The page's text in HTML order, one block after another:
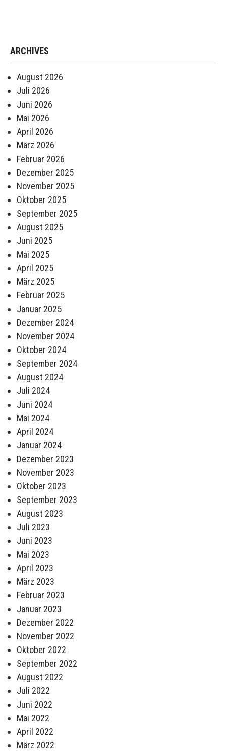
ARCHIVES
August 2026
Juli 2026
Juni 2026
Mai 2026
April 2026
März 2026
Februar 2026
Dezember 2025
November 2025
Oktober 2025
September 2025
August 2025
Juni 2025
Mai 2025
April 2025
März 2025
Februar 2025
Januar 2025
Dezember 2024
November 2024
Oktober 2024
September 2024
August 2024
Juli 2024
Juni 2024
Mai 2024
April 2024
Januar 2024
Dezember 2023
November 2023
Oktober 2023
September 2023
August 2023
Juli 2023
Juni 2023
Mai 2023
April 2023
März 2023
Februar 2023
Januar 2023
Dezember 2022
November 2022
Oktober 2022
September 2022
August 2022
Juli 2022
Juni 2022
Mai 2022
April 2022
März 2022